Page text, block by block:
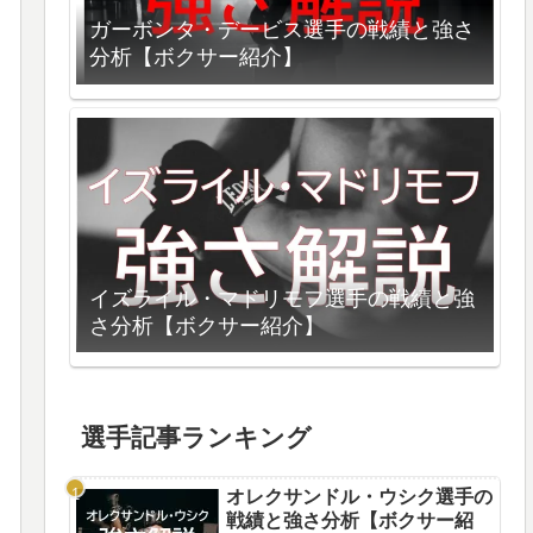
ガーボンタ・デービス選手の戦績と強さ
分析【ボクサー紹介】
イズライル・マドリモフ選手の戦績と強
さ分析【ボクサー紹介】
選手記事ランキング
オレクサンドル・ウシク選手の
戦績と強さ分析【ボクサー紹